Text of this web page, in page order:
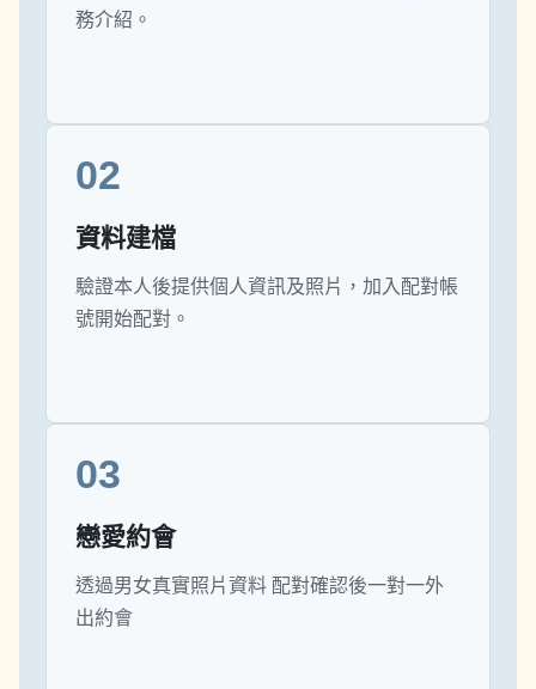
務介紹。
02
資料建檔
驗證本人後提供個人資訊及照片，加入配對帳
號開始配對。
03
戀愛約會
透過男女真實照片資料 配對確認後一對一外
出約會